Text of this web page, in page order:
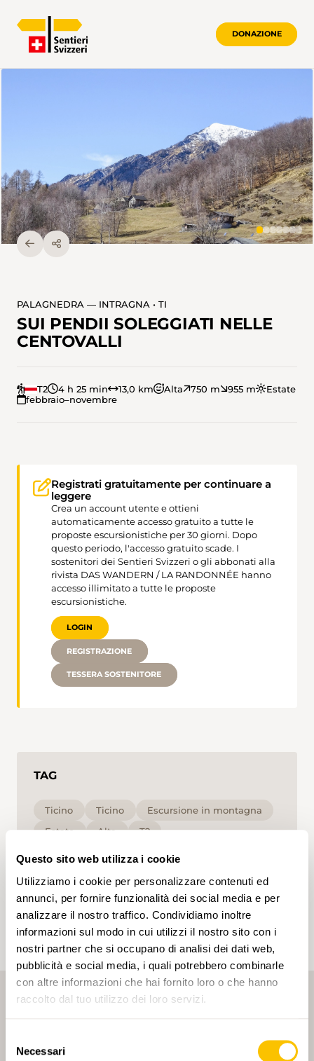
Questo sito web utilizza i cookie
Utilizziamo i cookie per personalizzare contenuti ed
annunci, per fornire funzionalità dei social media e per
analizzare il nostro traffico. Condividiamo inoltre
informazioni sul modo in cui utilizzi il nostro sito con i
nostri partner che si occupano di analisi dei dati web,
pubblicità e social media, i quali potrebbero combinarle
con altre informazioni che hai fornito loro o che hanno
raccolto dal tuo utilizzo dei loro servizi.
delNecessari
DONAZIONE
PALAGNEDRA — INTRAGNA • TI
SUI PENDII SOLEGGIATI NELLE
CENTOVALLI
T2 4 h 25 min 13,0 km Alta 750 m 955 m
Estate
febbraio–novembre
Registrati gratuitamente per continuare a
leggere
Crea un account utente e ottieni
automaticamente accesso gratuito a tutte le
proposte escursionistiche per 30 giorni. Dopo
questo periodo, l'accesso gratuito scade. I
sostenitori dei Sentieri Svizzeri o gli abbonati alla
rivista DAS WANDERN / LA RANDONNÉE hanno
accesso illimitato a tutte le proposte
escursionistiche.
LOGIN
REGISTRAZIONE
TESSERA SOSTENITORE
TAG
Ticino Ticino
Escursione in montagna
Estate
Alta T2
account e ottenere contenuti personalizzati in base
ai tuoi interessi. I tag possono essere salvati solo in
un account.